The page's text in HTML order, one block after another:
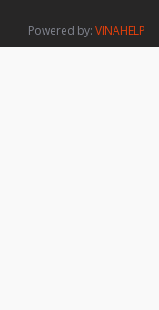
Powered by: VINAHELP